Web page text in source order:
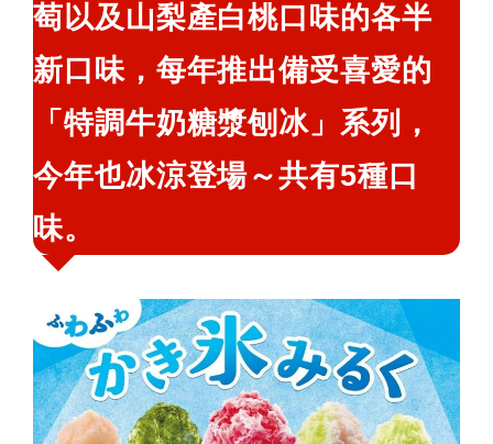
萄以及山梨產白桃口味的各半
新口味，每年推出備受喜愛的
「特調牛奶糖漿刨冰」系列，
今年也冰涼登場～共有5種口
味。